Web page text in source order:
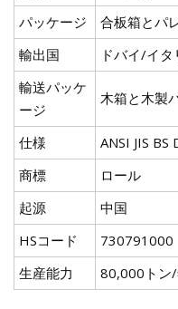
パッケージ
合板箱とパ
輸出国
ドバイ/イ
輸送パッケ
ージ
木箱と木製
仕様
ANSI JIS BS
商標
ロール
起源
中国
HSコード
730791000
生産能力
80,000トン